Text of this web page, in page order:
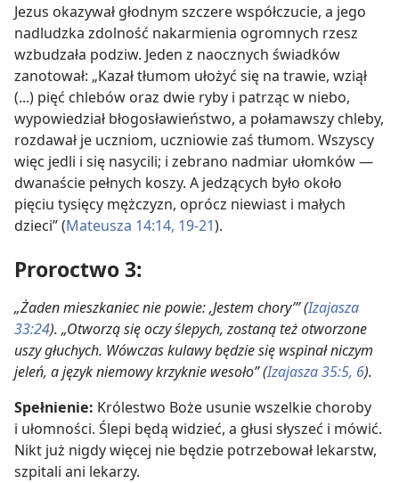
Jezus okazywał głodnym szczere współczucie, a jego
nadludzka zdolność nakarmienia ogromnych rzesz
wzbudzała podziw. Jeden z naocznych świadków
zanotował: „Kazał tłumom ułożyć się na trawie, wziął
(...) pięć chlebów oraz dwie ryby i patrząc w niebo,
wypowiedział błogosławieństwo, a połamawszy chleby,
rozdawał je uczniom, uczniowie zaś tłumom. Wszyscy
więc jedli i się nasycili; i zebrano nadmiar ułomków —
dwanaście pełnych koszy. A jedzących było około
pięciu tysięcy mężczyzn, oprócz niewiast i małych
dzieci” (Mateusza 14:14, 19-21).
Proroctwo 3:
„Żaden mieszkaniec nie powie: ‚Jestem chory’” (Izajasza
33:24). „Otworzą się oczy ślepych, zostaną też otworzone
uszy głuchych. Wówczas kulawy będzie się wspinał niczym
jeleń, a język niemowy krzyknie wesoło” (Izajasza 35:5, 6).
Spełnienie: Królestwo Boże usunie wszelkie choroby
i ułomności. Ślepi będą widzieć, a głusi słyszeć i mówić.
Nikt już nigdy więcej nie będzie potrzebował lekarstw,
szpitali ani lekarzy.